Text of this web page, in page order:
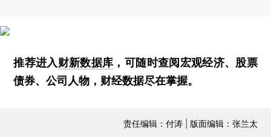
推荐进入财新数据库 ，可随时查阅宏观经济、股票
债券、公司人物，财经数据尽在掌握。
责任编辑：付涛 | 版面编辑：张兰太